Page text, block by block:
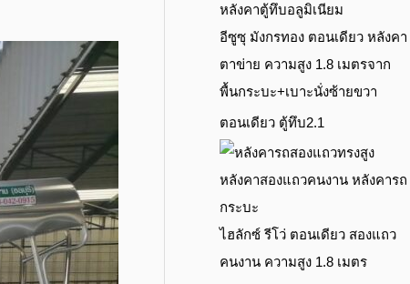
อีซูซุ มังกรทอง ตอนเดียว หลังคา
ตาข่าย ความสูง 1.8 เมตรจาก
พื้นกระบะ+เบาะนั่งซ้ายขวา
ตอนเดียว ตู้ทึบ2.1
ไฮลักซ์ รีโว่ ตอนเดียว สองแถว
คนงาน ความสูง 1.8 เมตร